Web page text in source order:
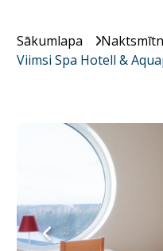
Sākumlapa
Viimsi Spa Hotell &